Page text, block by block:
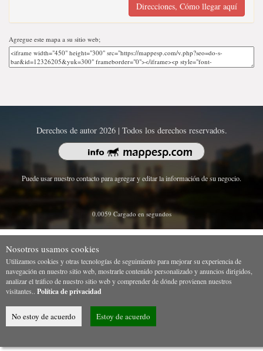
Direcciones, Cómo llegar aquí
Agregue este mapa a su sitio web;
Derechos de autor 2026 | Todos los derechos reservados.
Puede usar nuestro contacto para agregar y editar la información de su negocio.
0.0059 Cargado en segundos
Nosotros usamos cookies
Utilizamos cookies y otras tecnologías de seguimiento para mejorar su experiencia de
navegación en nuestro sitio web, mostrarle contenido personalizado y anuncios dirigidos,
analizar el tráfico de nuestro sitio web y comprender de dónde provienen nuestros
visitantes.. Política de privacidad
No estoy de acuerdo Estoy de acuerdo